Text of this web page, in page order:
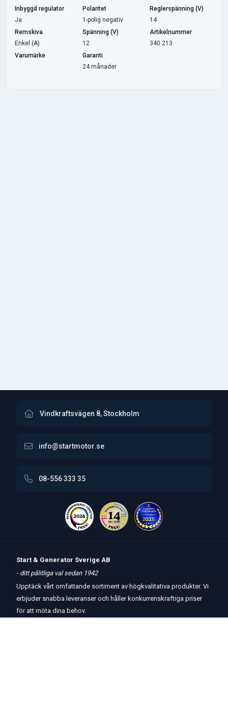
Inbyggd regulator
Ja
Polaritet
1-polig negativ
Reglerspänning (V)
14
Remskiva
Enkel (A)
Spänning (V)
12
Artikelnummer
340 213
Varumärke
Garanti
24 månader
Vindkraftsvägen 8, Stockholm
info@startmotor.se
08-556 333 35
Start & Generator Sverige AB
- ditt pålitliga val sedan 1942
Upptäck vårt omfattande sortiment av högkvalitativa produkter. Vi
erbjuder snabba leveranser och håller konkurrenskraftiga priser
för att möta dina behov.